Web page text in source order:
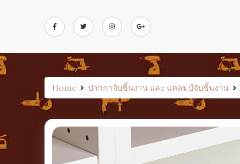
Home ปากกาจับชิ้นงาน และ แคลมป์จับชิ้นงาน